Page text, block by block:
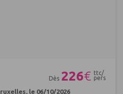
Dès 226€ ttc/
pers
le 06/10/2026